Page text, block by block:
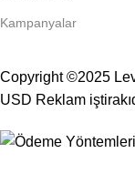
Kampanyalar
Copyright ©2025
USD Reklam